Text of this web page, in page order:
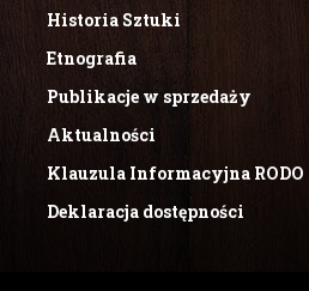
Historia Sztuki
Etnografia
Publikacje w sprzedaży
Aktualności
Klauzula Informacyjna RODO
Deklaracja dostępności